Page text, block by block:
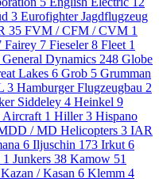
3 Eurofighter Jagdflugzeug
35 FVM / CFM / CVM 1
Fairey 7 Fieseler8 Fleet 1
General Dynamics 248 Globe
Lakes 6 Grob 5 Grumman
3 Hamburger Flugzeugbau 2
Siddeley 4 Heinkel 9
Aircraft 1 Hiller3 Hispano
/ MD Helicopters 3 IAR
6 Iljuschin 173 Irkut 6
1 Junkers 38 Kamow 51
Kazan / Kasan 6 Klemm 4